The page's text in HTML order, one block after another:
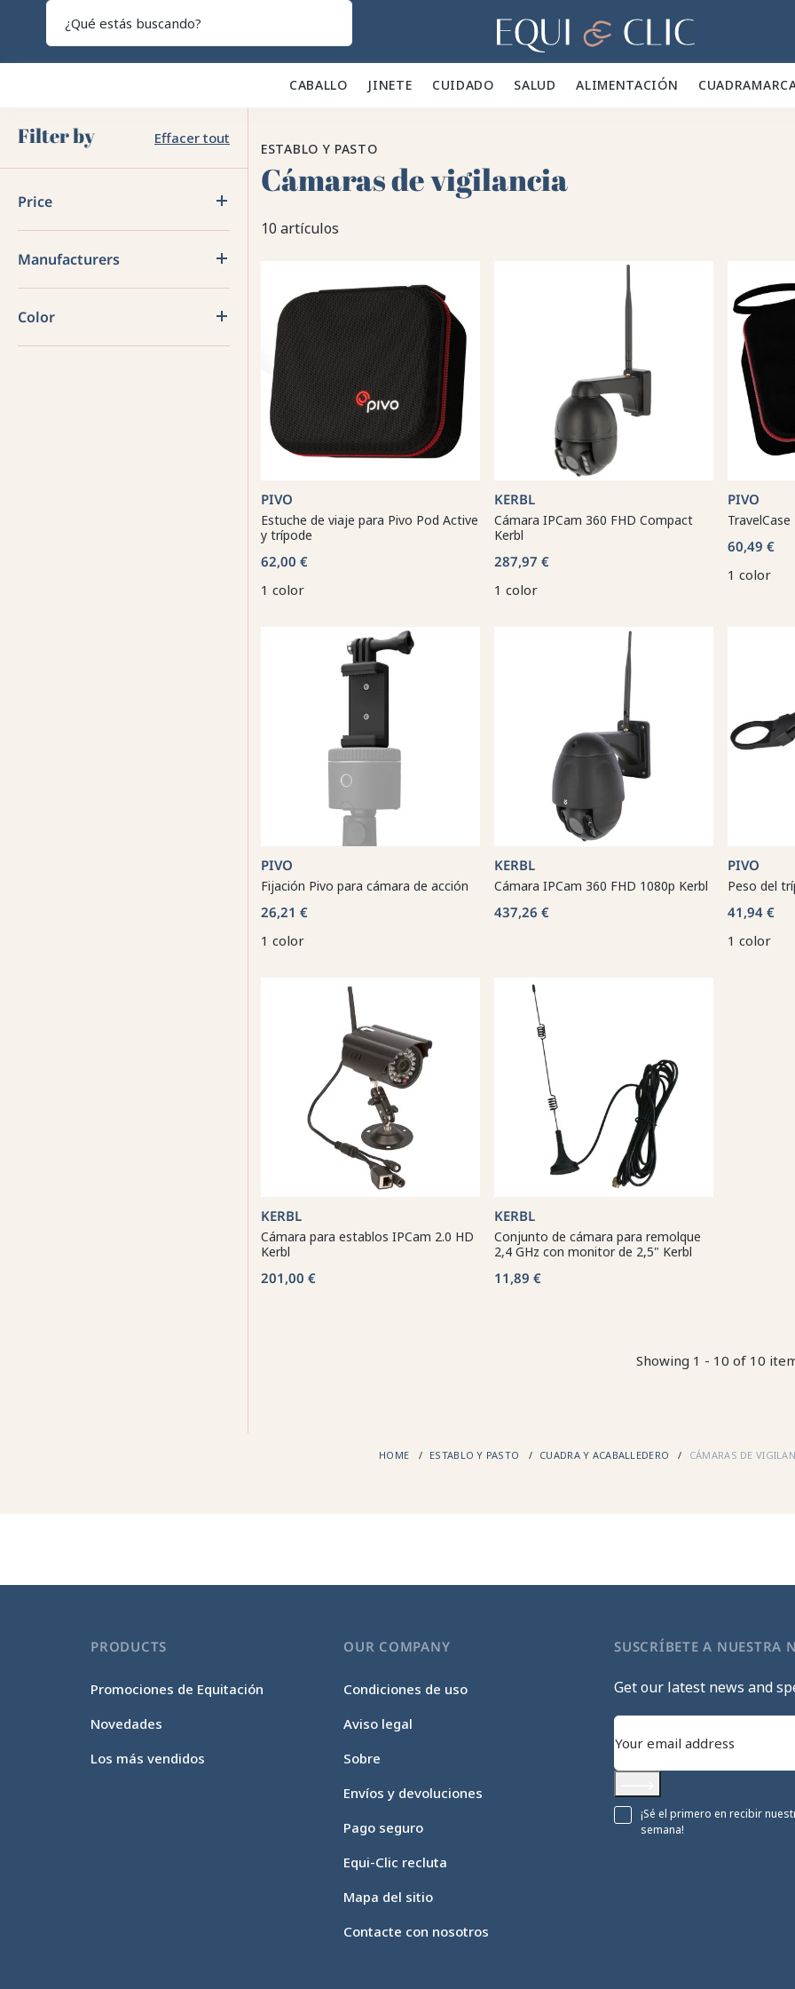
Hogar
CABALLO 🐎 JINETE 👕 CUIDADO 🪮 SALUD ✨ALIMENTACIÓN 🥕 CUADRA
Filter by Effacer tout
Price
Manufacturers
Color
ESTABLO Y PASTO
Cámaras de vigilancia
10 artículos
PIVO
Estuche de viaje para Pivo Pod Active
y trípode
62,00 €
1 color
KERBL
Cámara IPCam 360 FHD Compact
Kerbl
287,97 €
1 color
PIVO
60,49 €
1 color
PIVO
Fijación Pivo para cámara de acción
26,21 €
1 color
KERBL
Cámara IPCam 360 FHD 1080p Kerbl
437,26 €
PIVO
Peso del
41,94 €
1 color
KERBL
Cámara para establos IPCam 2.0 HD
Kerbl
201,00 €
KERBL
Conjunto de cámara para remolque
2,4 GHz con monitor de 2,5" Kerbl
11,89 €
Showing 1 - 10 of 10
HOME ESTABLO Y PASTO CUADRA Y ACABALLEDERO CÁMARAS DE
PRODUCTS
Promociones de Equitación
Novedades
Los más vendidos
OUR COMPANY
Condiciones de uso
Aviso legal
Sobre
Envíos y devoluciones
Pago seguro
Equi-Clic recluta
Mapa del sitio
Contacte con nosotros
SUSCRÍBETE A NUESTRA
Get our latest news and
Subscribe
¡Sé el primero en recibir
semana!